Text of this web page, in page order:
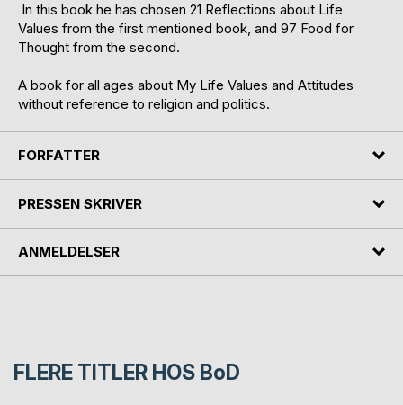
In this book he has chosen 21 Reflections about Life
Values from the first mentioned book, and 97 Food for
Thought from the second.
A book for all ages about My Life Values and Attitudes
without reference to religion and politics.
FORFATTER
PRESSEN SKRIVER
ANMELDELSER
FLERE TITLER HOS BoD